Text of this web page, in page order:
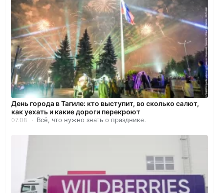
День города в Тагиле: кто выступит, во сколько салют,
как уехать и какие дороги перекроют
07.08 Всё, что нужно знать о празднике.